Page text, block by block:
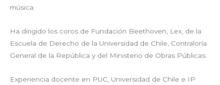
música.
Ha dirigido los coros de Fundación Beethoven, Lex, de la
Escuela de Derecho de la Universidad de Chile, Contraloría
General de la República y del Ministerio de Obras Públicas.
Experiencia docente en PUC, Universidad de Chile e IP